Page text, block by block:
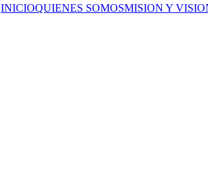
INICIOQUIENES SOMOSMISION Y